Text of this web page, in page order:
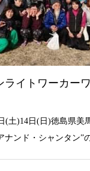
ライトワーカー
(土)14日(日)徳島県
ナンド・シャンタン”の